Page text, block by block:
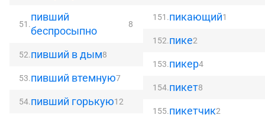
51.
пивший
беспросыпно
8
52.пивший в дым8
53.пивший втемную7
54.пивший горькую12
151.пикающий1
152.пике2
153.пикер4
154.пикет8
155.пикетчик2